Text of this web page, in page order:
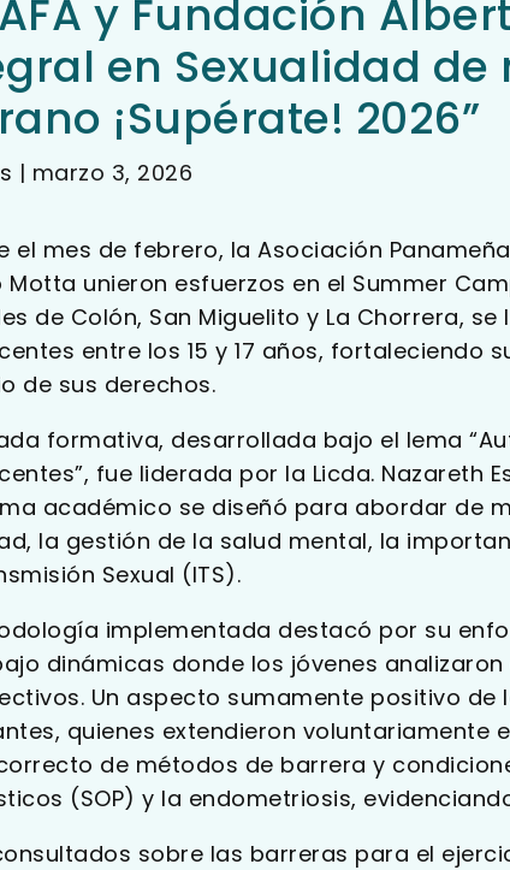
y Fundación
en Sexualidad de
¡Supérate! 2026”
| marzo 3, 2026
el mes de febrero, la Asociación
Motta unieron esfuerzos en el Summer
de Colón, San Miguelito y La Chorrera,
entre los 15 y 17 años,
de sus derechos.
formativa, desarrollada bajo el lema
fue liderada por la Licda. Nazareth
académico se diseñó para abordar de
la gestión de la salud mental, la
Sexual (ITS).
implementada destacó por su
dinámicas donde los jóvenes
Un aspecto sumamente positivo
quienes extendieron voluntariamente
de métodos de barrera y
(SOP) y la endometriosis,
sobre las barreras para el